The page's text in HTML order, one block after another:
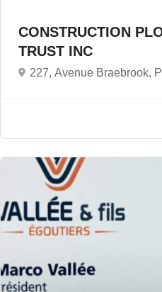
CONSTRUCTION
TRUST INC
227, Avenue Braebrook,